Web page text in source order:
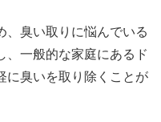
、臭い取りに悩んでいる
、一般的な家庭にあるド
に臭いを取り除くことが